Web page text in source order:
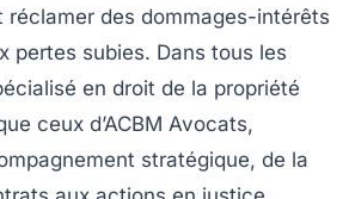
réclamer des dommages-intérêts
pertes subies. Dans tous les
en droit de la propriété
ceux d’ACBM Avocats,
stratégique, de la